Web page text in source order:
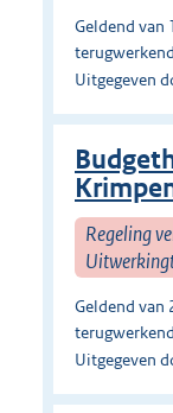
Geldend
Uitgegeven
Regeling
Geldend
Uitgegeven